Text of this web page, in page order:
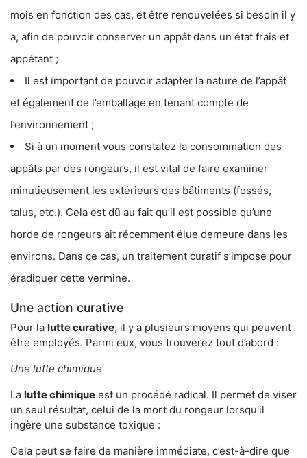
mois en fonction des cas, et être renouvelées si besoin il y
a, afin de pouvoir conserver un appât dans un état frais et
appétant ;
Il est important de pouvoir adapter la nature de l’appât
et également de l’emballage en tenant compte de
l’environnement ;
Si à un moment vous constatez la consommation des
appâts par des rongeurs, il est vital de faire examiner
minutieusement les extérieurs des bâtiments (fossés,
talus, etc.). Cela est dû au fait qu’il est possible qu’une
horde de rongeurs ait récemment élue demeure dans les
environs. Dans ce cas, un traitement curatif s’impose pour
éradiquer cette vermine.
Une action curative
Pour la lutte curative, il y a plusieurs moyens qui peuvent
être employés. Parmi eux, vous trouverez tout d’abord :
Une lutte chimique
La lutte chimique est un procédé radical. Il permet de viser
un seul résultat, celui de la mort du rongeur lorsqu'il
ingère une substance toxique :
Cela peut se faire de manière immédiate, c’est-à-dire que